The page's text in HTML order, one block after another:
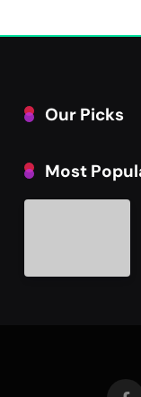
Our Picks
Most